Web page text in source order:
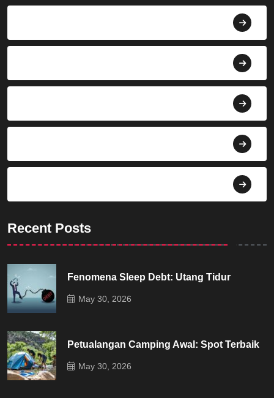
Recent Posts
Fenomena Sleep Debt: Utang Tidur
May 30, 2026
Petualangan Camping Awal: Spot Terbaik
May 30, 2026